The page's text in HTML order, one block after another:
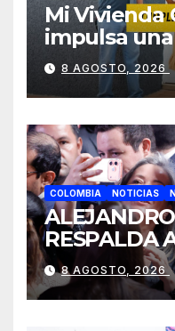
Mi Vivienda
impulsa
facilitar el
vivienda de
8 AGOSTO, 2026
COLOMBIA NOTICIAS
RESPALDA
CALI: «ES
FÚTBOL»
8 AGOSTO, 2026